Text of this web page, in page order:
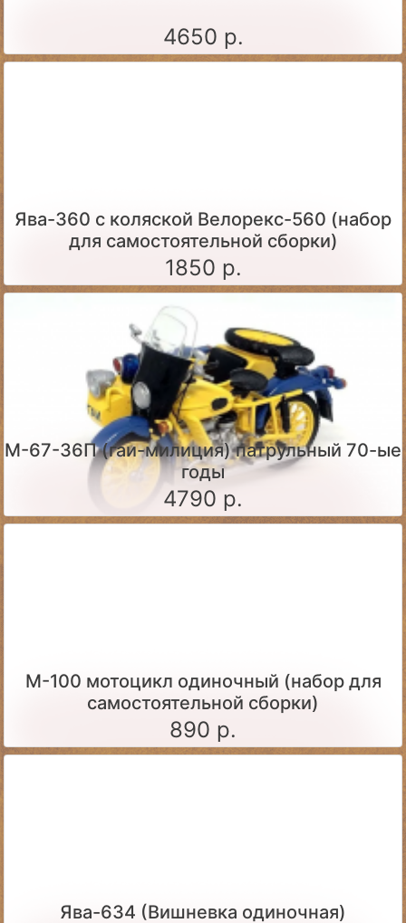
4650 р.
Ява-360 c коляской Велорекс-560 (набор
для самостоятельной сборки)
1850 р.
М-67-36П (гаи-милиция) патрульный 70-ые
годы
4790 р.
М-100 мотоцикл одиночный (набор для
самостоятельной сборки)
890 р.
Ява-634 (Вишневка одиночная)